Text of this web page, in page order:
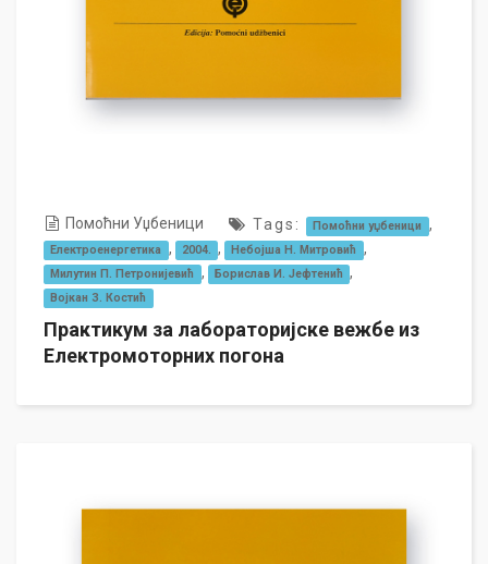
Помоћни Уџбеници Tags: Помоћни уџбеници ,
Електроенергетика , 2004. , Небојша Н. Митровић ,
Милутин П. Петронијевић , Борислав И. Јефтенић ,
Војкан З. Костић
Практикум за лабораторијске вежбе из
Електромоторних погона